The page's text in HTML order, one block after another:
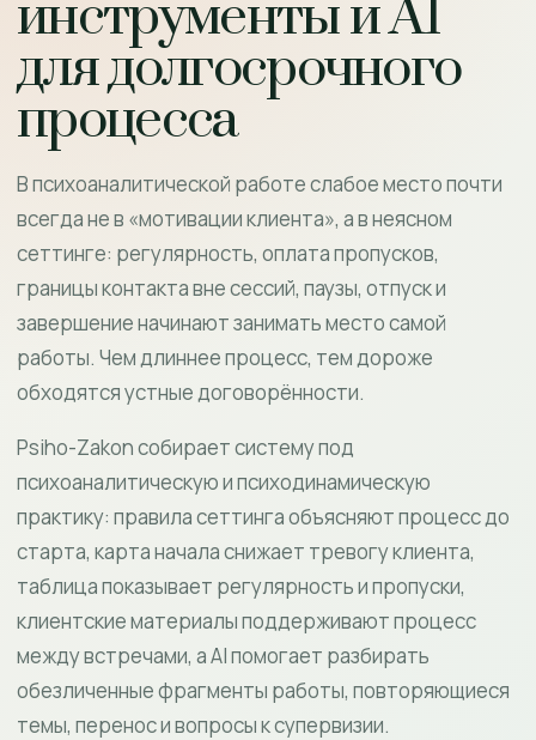
инструменты и AI
для долгосрочного
процесса
В психоаналитической работе слабое место почти
всегда не в «мотивации клиента», а в неясном
сеттинге: регулярность, оплата пропусков,
границы контакта вне сессий, паузы, отпуск и
завершение начинают занимать место самой
работы. Чем длиннее процесс, тем дороже
обходятся устные договорённости.
Psiho-Zakon собирает систему под
психоаналитическую и психодинамическую
практику: правила сеттинга объясняют процесс до
старта, карта начала снижает тревогу клиента,
таблица показывает регулярность и пропуски,
клиентские материалы поддерживают процесс
между встречами, а AI помогает разбирать
обезличенные фрагменты работы, повторяющиеся
темы, перенос и вопросы к супервизии.